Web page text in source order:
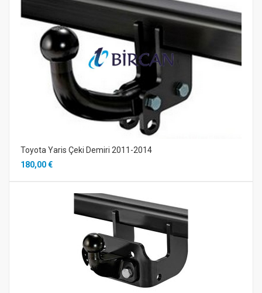
Toyota Yaris Çeki Demiri 2011-2014
180,00 €